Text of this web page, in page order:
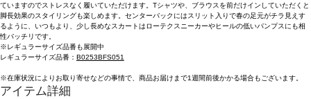
ていますのでストレスなく履いていただけます。Tシャツや、ブラウスを前だけインしていただくと
脚長効果のスタイリングも楽しめます。センターバックにはスリット入りで春の足元がチラ見えす
るように、いつもより、少し長めなスカートはローテクスニーカーやヒールの低いパンプスにも相
性バッチリです。
※レギュラーサイズ品番も展開中
レギュラーサイズ品番： B0253BFS051
※在庫状況によりお取り寄せなどの事情で、商品お届けまで1週間前後かかる場合もございます。
アイテム詳細